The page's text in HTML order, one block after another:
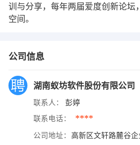
训与分享，每年两届爱度创新论坛
空间。
公司信息
湖南蚁坊软件股份有限公司
联系人： 彭婷
联系电话： ****
公司地址： 高新区文轩路麓谷